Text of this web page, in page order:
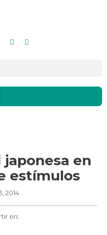
en
estímulos
2014
en: